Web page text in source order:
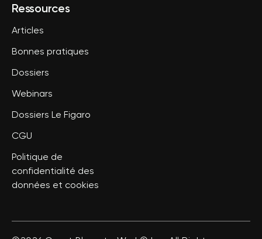
Ressources
Articles
Bonnes pratiques
Dossiers
Webinars
Dossiers Le Figaro
CGU
Politique de
confidentialité des
données et cookies